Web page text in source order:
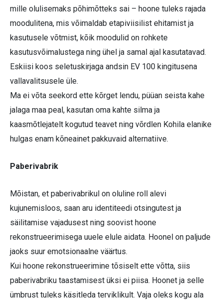
mille olulisemaks põhimõtteks sai – hoone tuleks rajada
moodulitena, mis võimaldab etapiviisilist ehitamist ja
kasutusele võtmist, kõik moodulid on rohkete
kasutusvõimalustega ning ühel ja samal ajal kasutatavad.
Eskiisi koos seletuskirjaga andsin EV 100 kingitusena
vallavalitsusele üle.
Ma ei võta seekord ette kõrget lendu, püüan seista kahe
jalaga maa peal, kasutan oma kahte silma ja
kaasmõtlejatelt kogutud teavet ning võrdlen Kohila elanike
hulgas enam kõneainet pakkuvaid alternatiive.
Paberivabrik
Mõistan, et paberivabrikul on oluline roll alevi
kujunemisloos, saan aru identiteedi otsingutest ja
säilitamise vajadusest ning soovist hoone
rekonstrueerimisega uuele elule aidata. Hoonel on paljude
jaoks suur emotsionaalne väärtus.
Kui hoone rekonstrueerimine tõsiselt ette võtta, siis
paberivabriku taastamisest üksi ei piisa. Hoonet ja selle
ümbrust tuleks käsitleda terviklikult. Vaja oleks kogu ala